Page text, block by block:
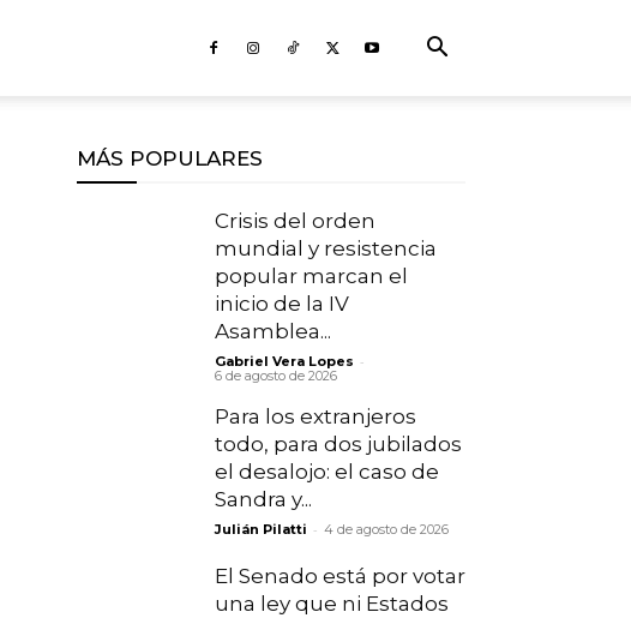
MÁS POPULARES
Crisis del orden
mundial y resistencia
popular marcan el
inicio de la IV
Asamblea...
Gabriel Vera Lopes -
6 de agosto de 2026
Para los extranjeros
todo, para dos jubilados
el desalojo: el caso de
Sandra y...
Julián Pilatti - 4 de agosto de 2026
El Senado está por votar
una ley que ni Estados